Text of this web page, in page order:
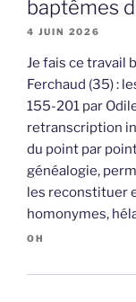
baptêmes
4 JUIN 2026
Je fais ce travail
Ferchaud (35) :
155-201 par
retranscription
du point par
généalogie,
les reconstituer
homonymes,
OH